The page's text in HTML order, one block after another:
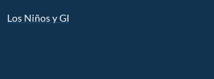
Los Niños y GI